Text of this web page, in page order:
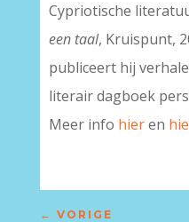
Cypriotische
een taal, Kruispunt,
publiceert hij
literair dagboek
Meer info hieren
← VORIGE